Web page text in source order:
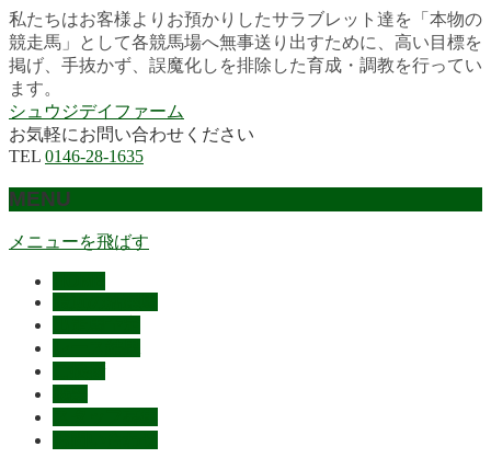
私たちはお客様よりお預かりしたサラブレット達を「本物の
競走馬」として各競馬場へ無事送り出すために、高い目標を
掲げ、手抜かず、誤魔化しを排除した育成・調教を行ってい
ます。
シュウジデイファーム
お気軽にお問い合わせください
TEL 0146-28-1635
MENU
メニューを飛ばす